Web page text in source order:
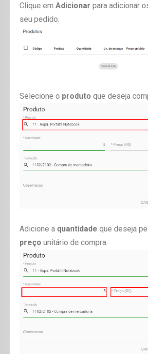
Clique em Adicionar para adicionar
seu pedido.
Selecione o produto que deseja
Adicione a quantidade que deseja
preço unitário de compra.